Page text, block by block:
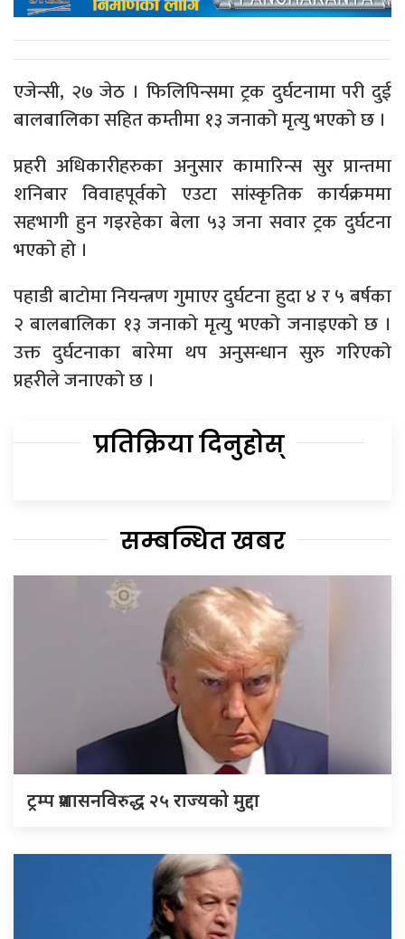
एजेन्सी, २७ जेठ । फिलिपिन्समा ट्रक दुर्घटनामा परी दुई
बालबालिका सहित कम्तीमा १३ जनाको मृत्यु भएको छ ।
प्रहरी अधिकारीहरुका अनुसार कामारिन्स सुर प्रान्तमा
शनिबार विवाहपूर्वको एउटा सांस्कृतिक कार्यक्रममा
सहभागी हुन गइरहेका बेला ५३ जना सवार ट्रक दुर्घटना
भएको हो ।
पहाडी बाटोमा नियन्त्रण गुमाएर दुर्घटना हुदा ४ र ५ बर्षका
२ बालबालिका १३ जनाको मृत्यु भएको जनाइएको छ ।
उक्त दुर्घटनाका बारेमा थप अनुसन्धान सुरु गरिएको
प्रहरीले जनाएको छ ।
प्रतिक्रिया दिनुहोस्
सम्बन्धित खबर
ट्रम्प प्रशासनविरुद्ध २५ राज्यको मुद्दा